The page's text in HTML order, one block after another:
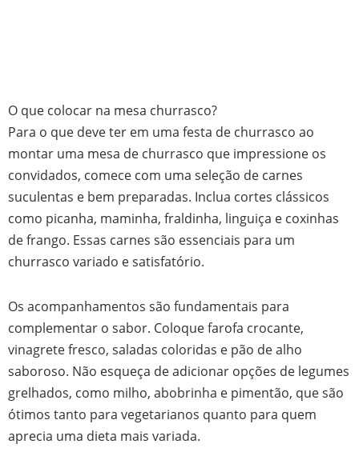
O que colocar na mesa churrasco?
Para o que deve ter em uma festa de churrasco ao
montar uma mesa de churrasco que impressione os
convidados, comece com uma seleção de carnes
suculentas e bem preparadas. Inclua cortes clássicos
como picanha, maminha, fraldinha, linguiça e coxinhas
de frango. Essas carnes são essenciais para um
churrasco variado e satisfatório.
Os acompanhamentos são fundamentais para
complementar o sabor. Coloque farofa crocante,
vinagrete fresco, saladas coloridas e pão de alho
saboroso. Não esqueça de adicionar opções de legumes
grelhados, como milho, abobrinha e pimentão, que são
ótimos tanto para vegetarianos quanto para quem
aprecia uma dieta mais variada.